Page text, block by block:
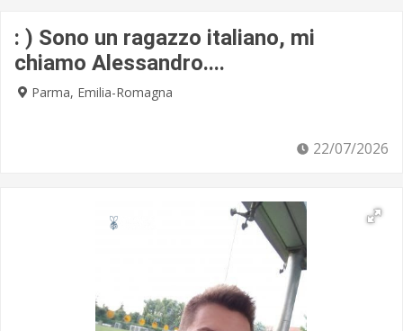
: ) Sono un ragazzo italiano, mi
chiamo Alessandro....
Parma, Emilia-Romagna
22/07/2026